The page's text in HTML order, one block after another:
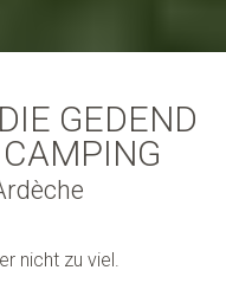
GEDEND
nicht zu viel.